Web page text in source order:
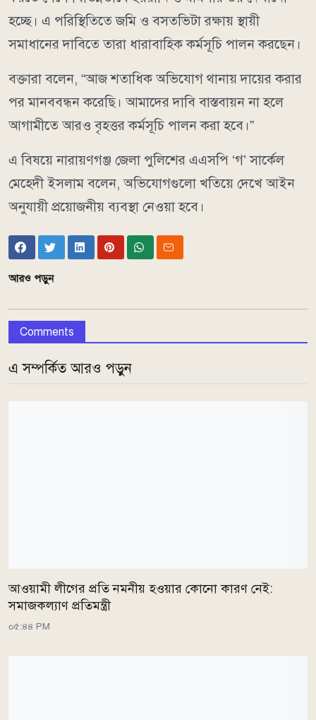
হচ্ছে। এ পরিস্থিতিতে জমি ও বসতভিটা রক্ষায় স্থায়ী
সমাধানের দাবিতে তারা ধারাবাহিক কর্মসূচি পালন করছেন।
বক্তারা বলেন, “আজ শতাধিক অভিযোগ থানায় দায়ের করার
পর মানববন্ধন করেছি। আমাদের দাবি বাস্তবায়ন না হলে
আগামীতে আরও বৃহত্তর কর্মসূচি পালন করা হবে।”
এ বিষয়ে নারায়ণগঞ্জ জেলা পুলিশের এএসপি ‘গ’ সার্কেল
মেহেদী ইসলাম বলেন, অভিযোগগুলো খতিয়ে দেখে আইন
অনুযায়ী প্রয়োজনীয় ব্যবস্থা নেওয়া হবে।
আরও পড়ুন
Comments
এ সম্পর্কিত আরও পড়ুন
আওয়ামী লীগের প্রতি নমনীয় হওয়ার কোনো কারণ নেই:
সমাজকল্যাণ প্রতিমন্ত্রী
০৫:৪৪ PM